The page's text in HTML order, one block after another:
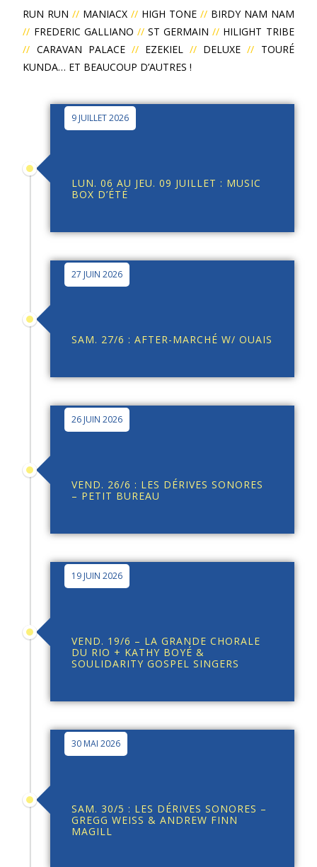
RUN RUN// MANIACX// HIGH TONE //BIRDY NAM NAM
// FREDERIC GALLIANO //ST GERMAIN // HILIGHT TRIBE
// CARAVAN PALACE //EZEKIEL// DELUXE// TOURÉ
KUNDA… ET BEAUCOUP D’AUTRES !
9 JUILLET 2026
LUN. 06 AU JEU. 09 JUILLET : MUSIC
BOX D’ÉTÉ
27 JUIN 2026
SAM. 27/6 : AFTER-MARCHÉ W/ OUAIS
26 JUIN 2026
VEND. 26/6 : LES DÉRIVES SONORES
– PETIT BUREAU
19 JUIN 2026
VEND. 19/6 – LA GRANDE CHORALE
DU RIO + KATHY BOYÉ &
SOULIDARITY GOSPEL SINGERS
30 MAI 2026
SAM. 30/5 : LES DÉRIVES SONORES –
GREGG WEISS & ANDREW FINN
MAGILL